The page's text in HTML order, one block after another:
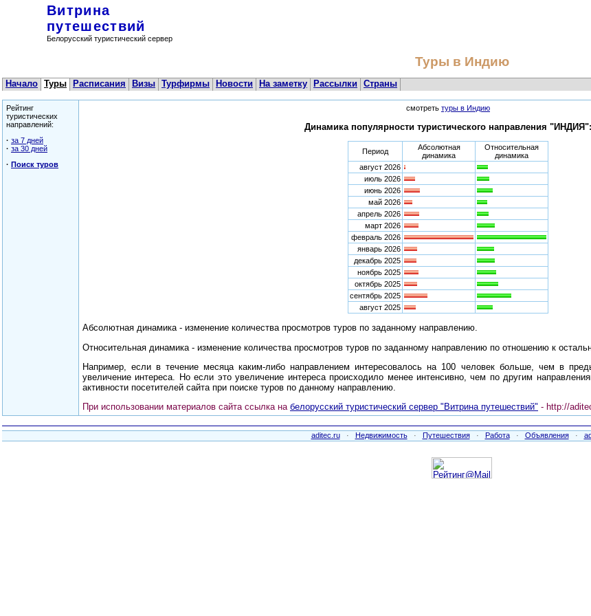
Витрина
путешествий
Белорусский туристический сервер
Туры в Индию
Начало Туры Расписания Визы Турфирмы Новости На заметку Рассылки Страны
Рейтинг
туристических
направлений:
· за 7 дней
· за 30 дней
· Поиск туров
смотреть туры в Индию
Динамика популярности туристического направления "ИНДИЯ":
Период
Абсолютная
динамика
Относительная
динамика
август 2026
июль 2026
июнь 2026
май 2026
апрель 2026
март 2026
февраль 2026
январь 2026
декабрь 2025
ноябрь 2025
октябрь 2025
сентябрь 2025
август 2025
Абсолютная динамика - изменение количества просмотров туров по заданному направлению.
Относительная динамика - изменение количества просмотров туров по заданному направлению по отношению к
Например, если в течение месяца каким-либо направлением интересовалось на 100 человек больше, чем в
увеличение интереса. Но если это увеличение интереса происходило менее интенсивно, чем по другим
активности посетителей сайта при поиске туров по данному направлению.
При использовании материалов сайта ссылка на белорусский туристический сервер "Витрина путешествий" - http://
aditec.ru· Недвижимость· Путешествия· Работа· Объявления·